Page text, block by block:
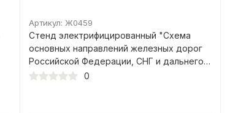
Артикул: Ж0459
Стенд электрифицированный "Схема
основных направлений железных дорог
Российской Федерации, СНГ и дальнего
зарубежья"
0